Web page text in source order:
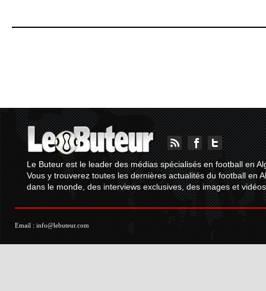
Le Buteur est le leader des médias spécialisés en football en
Vous y trouverez toutes les dernières actualités du football en
dans le monde, des interviews exclusives, des images et
Email : info@lebuteur.com